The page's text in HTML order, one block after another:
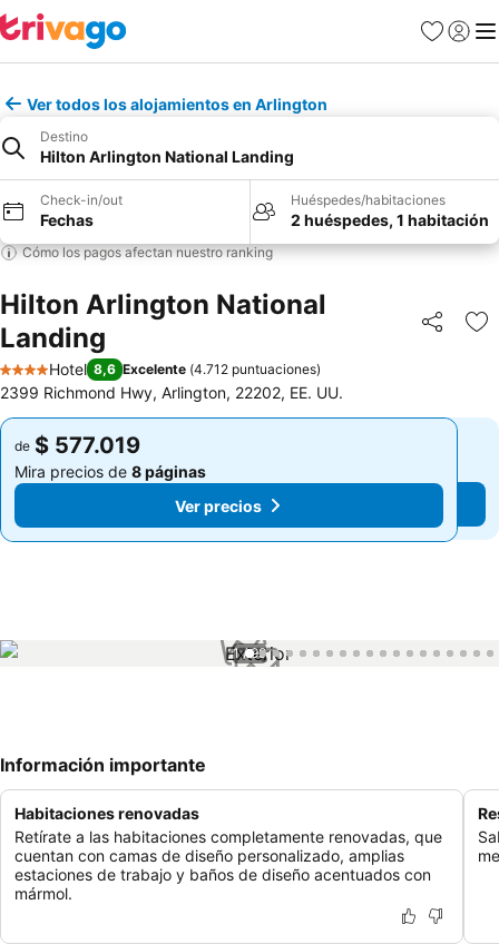
Favoritos
Iniciar
Ver todos los alojamientos en Arlington
Destino
Hilton Arlington National Landing
Check-in/out
Fechas
Huéspedes/habitaciones
2 huéspedes, 1 habitación
Cómo los pagos afectan nuestro ranking
Hilton Arlington National
Landing
Compartir
4 Estrellas
Hotel 8,6 Excelente (4.712 puntuaciones)
2399 Richmond Hwy, Arlington, 22202, EE. UU.
de $ 577.019
Mira precios de 8 páginas
Ver precios
de $ 577.019
Mira precios de 8 páginas
Ver precios
1 / 99
Información importante
Habitaciones renovadas
Retírate a las habitaciones completamente renovadas, que
cuentan con camas de diseño personalizado, amplias
estaciones de trabajo y baños de diseño acentuados con
mármol.